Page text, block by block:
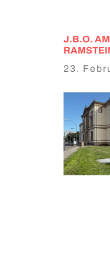
J.B.O.
23.